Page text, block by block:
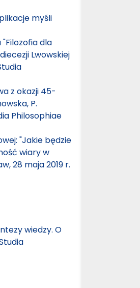
myśli
dla
Lwowskiej
z okazji 45-
P.
Philosophiae
"Jakie będzie
wiary w
28 maja 2019 r.
wiedzy. O